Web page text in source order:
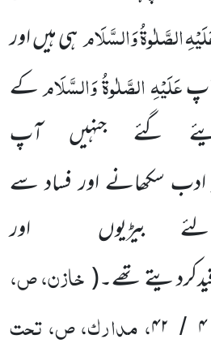
الصَّلٰوۃُوَالسَّلَامہی ہیں اور
عَلَیْہِالصَّلٰوۃُوَالسَّلَامکے
گئے جنہیں آپ
سکھانے اور فساد سے
بیڑیوں اور
تھے۔(خازن، ص،
۴ / ۴۲، مدارک، ص، تحت